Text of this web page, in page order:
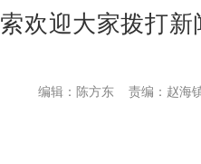
迎大家拨打新
责编：赵海
编辑：陈方东